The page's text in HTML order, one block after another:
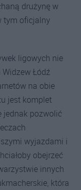
drużynę w
tym oficjalny
ligowych nie
Łódź
na obie
jest komplet
jednak pozwolić
wyjazdami i
obejrzeć
innych
która